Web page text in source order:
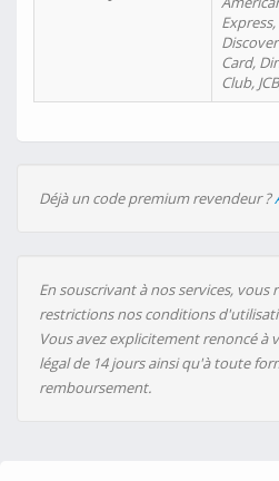
Express,
Discover
Card,
Club,
Déjà un code premium revendeur ?
En souscrivant à nos services, vous
restrictions nos conditions
Vous avez explicitement renoncé à
légal de 14 jours ainsi qu'à toute
remboursement.